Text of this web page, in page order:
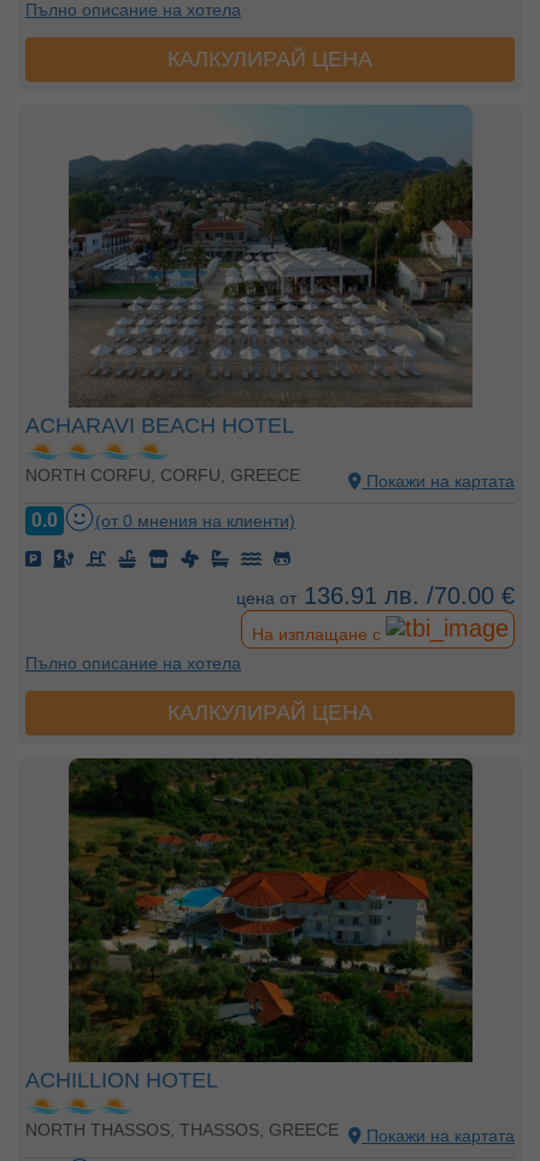
Пълно описание на хотела
КАЛКУЛИРАЙ ЦЕНА
ACHARAVI BEACH HOTEL
NORTH CORFU, CORFU, GREECE Покажи на картата
0.0 (от 0 мнения на клиенти)
цена от 136.91 лв. /70.00 €
На изплащане с
Пълно описание на хотела
КАЛКУЛИРАЙ ЦЕНА
ACHILLION HOTEL
NORTH THASSOS, THASSOS, GREECE Покажи на картата